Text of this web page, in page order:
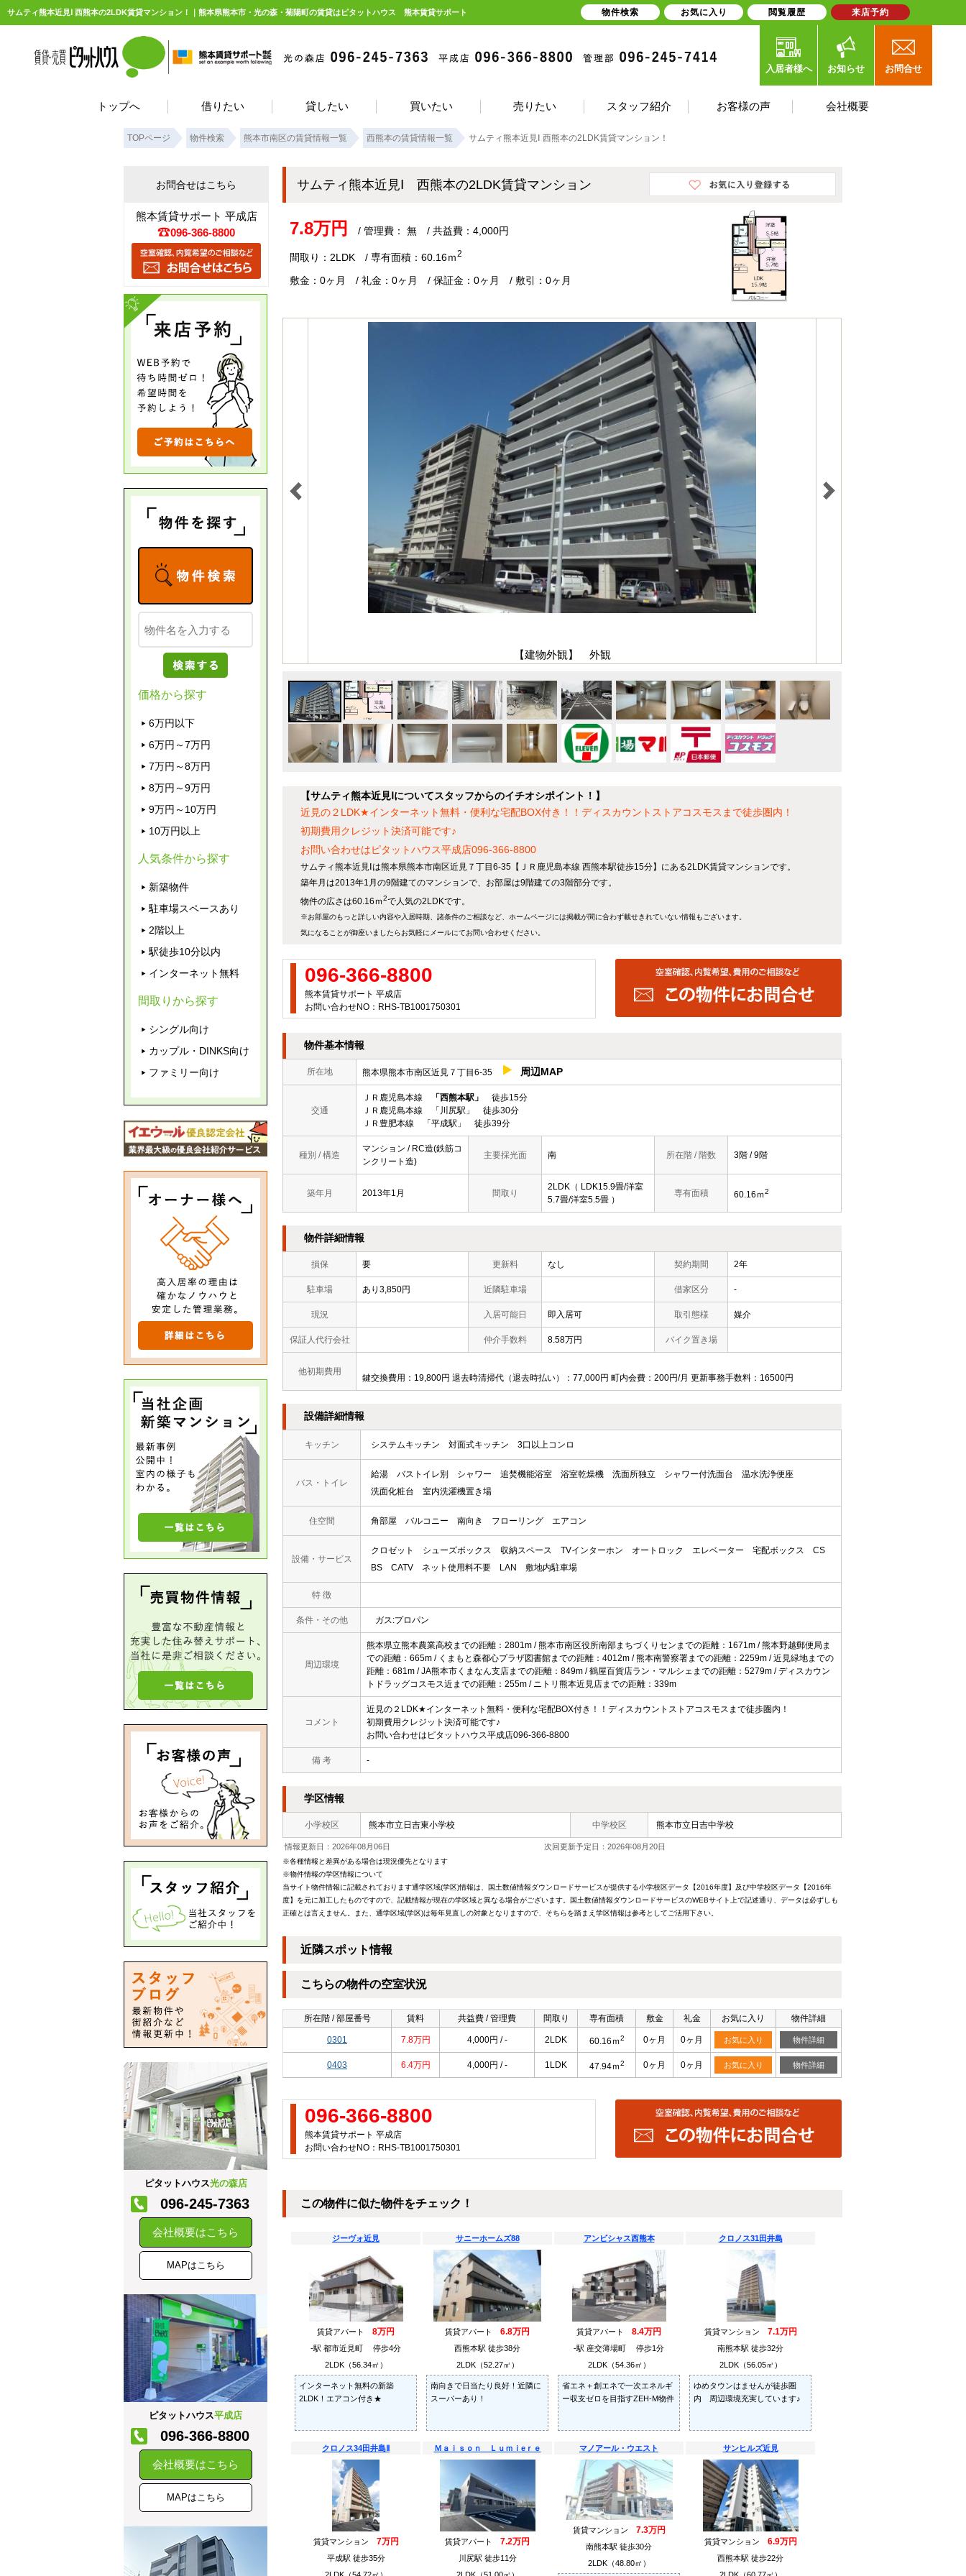
サムティ熊本近見Ⅰ 西熊本の2LDK賃貸マンション！｜熊本県熊本市・光の森・菊陽町の賃貸はピタットハウス 熊本賃貸サポート
入居者様へ お知らせ お問合せ
トップへ 借りたい 貸したい 買いたい 売りたい スタッフ紹介 お客様の声 会社概要
TOPページ 物件検索 熊本市南区の賃貸情報一覧 西熊本の賃貸情報一覧 サムティ熊本近見Ⅰ 西熊本の2LDK賃貸マンション！
サムティ熊本近見Ⅰ 西熊本の2LDK賃貸マンション
7.8万円 / 管理費： 無 / 共益費：4,000円
間取り：2LDK / 専有面積：60.16ｍ2
敷金：0ヶ月 / 礼金：0ヶ月 / 保証金：0ヶ月 / 敷引：0ヶ月
【建物外観】 外観
【サムティ熊本近見Ⅰについてスタッフからのイチオシポイント！】
近見の２LDK★インターネット無料・便利な宅配BOX付き！！ディスカウントストアコスモスまで徒歩圏内！
初期費用クレジット決済可能です♪
お問い合わせはピタットハウス平成店096-366-8800
サムティ熊本近見Ⅰは熊本県熊本市南区近見７丁目6-35【ＪＲ鹿児島本線 西熊本駅徒歩15分】にある2LDK賃貸マンションです。
築年月は2013年1月の9階建てのマンションで、お部屋は9階建ての3階部分です。
物件の広さは60.16ｍ2で人気の2LDKです。
※お部屋のもっと詳しい内容や入居時期、諸条件のご相談など、ホームページには掲載が間に合わず載せきれていない情報もございます。
気になることが御座いましたらお気軽にメールにてお問い合わせください。
096-366-8800
熊本賃貸サポート 平成店
お問い合わせNO：RHS-TB1001750301
物件基本情報
所在地 熊本県熊本市南区近見７丁目6-35 周辺MAP
交通
ＪＲ鹿児島本線 「西熊本駅」
徒歩15分
ＪＲ鹿児島本線 「川尻駅」 徒歩30分
ＪＲ豊肥本線 「平成駅」 徒歩39分
種別 / 構造
マンション / RC造(鉄筋コ
ンクリート造)
主要採光面 南 所在階 / 階数 3階 / 9階
築年月 2013年1月 間取り
2LDK（ LDK15.9畳/洋室
5.7畳/洋室5.5畳 ）
専有面積 60.16ｍ2
物件詳細情報
損保 要 更新料 なし 契約期間 2年
駐車場 あり3,850円 近隣駐車場 借家区分 -
現況 入居可能日 即入居可 取引態様 媒介
保証人代行会社 仲介手数料 8.58万円 バイク置き場
他初期費用
鍵交換費用：19,800円 退去時清掃代（退去時払い）：77,000円 町内会費：200円/月 更新事務手数料：16500円
設備詳細情報
キッチン システムキッチン 対面式キッチン 3口以上コンロ
バス・トイレ
給湯 バストイレ別 シャワー 追焚機能浴室 浴室乾燥機 洗面所独立 シャワー付洗面台
温水洗浄便座
洗面化粧台
室内洗濯機置き場
住空間 角部屋 バルコニー 南向き フローリング エアコン
設備・サービス
クロゼット シューズボックス 収納スペース TVインターホン オートロック エレベーター 宅配ボックス
CS
BS
CATV ネット使用料不要 LAN 敷地内駐車場
特 徴
条件・その他 ガス:プロパン
周辺環境
熊本県立熊本農業高校までの距離：2801m / 熊本市南区役所南部まちづくりセンまでの距離：1671m / 熊本野越郵便局ま
での距離：665m / くまもと森都心プラザ図書館までの距離：4012m / 熊本南警察署までの距離：2259m / 近見緑地までの
距離：681m / JA熊本市くまなん支店までの距離：849m / 鶴屋百貨店ラン・マルシェまでの距離：5279m / ディスカウン
トドラッグコスモス近までの距離：255m / ニトリ熊本近見店までの距離：339m
コメント
近見の２LDK★インターネット無料・便利な宅配BOX付き！！ディスカウントストアコスモスまで徒歩圏内！
初期費用クレジット決済可能です♪
お問い合わせはピタットハウス平成店096-366-8800
備 考 -
学区情報
小学校区 熊本市立日吉東小学校 中学校区 熊本市立日吉中学校
情報更新日：2026年08月06日 次回更新予定日：2026年08月20日
※各種情報と差異がある場合は現況優先となります
※物件情報の学区情報について
当サイト物件情報に記載されております通学区域(学区)情報は、国土数値情報ダウンロードサービスが提供する小学校区データ【2016年度】及び中学校区データ【2016年
度】を元に加工したものですので、記載情報が現在の学区域と異なる場合がございます。国土数値情報ダウンロードサービスのWEBサイト上で記述通り、データは必ずしも
正確とは言えません。また、通学区域(学区)は毎年見直しの対象となりますので、そちらを踏まえ学区情報は参考としてご活用下さい。
近隣スポット情報
こちらの物件の空室状況
所在階 / 部屋番号 賃料 共益費 / 管理費 間取り 専有面積 敷金 礼金 お気に入り 物件詳細
0301 7.8万円 4,000円 / - 2LDK 60.16ｍ2 0ヶ月 0ヶ月 お気に入り 物件詳細
0403 6.4万円 4,000円 / - 1LDK 47.94ｍ2 0ヶ月 0ヶ月 お気に入り 物件詳細
096-366-8800
熊本賃貸サポート 平成店
お問い合わせNO：RHS-TB1001750301
この物件に似た物件をチェック！
ジーヴォ近見
賃貸アパート 8万円
-駅 都市近見町 停歩4分
2LDK（56.34㎡）
インターネット無料の新築
2LDK！エアコン付き★
サニーホームズ88
賃貸アパート 6.8万円
西熊本駅 徒歩38分
2LDK（52.27㎡）
南向きで日当たり良好！近隣に
スーパーあり！
アンビシャス西熊本
賃貸アパート 8.4万円
-駅 産交薄場町 停歩1分
2LDK（54.36㎡）
省エネ＋創エネで一次エネルギ
ー収支ゼロを目指すZEH-M物件
クロノス31田井島
賃貸マンション 7.1万円
南熊本駅 徒歩32分
2LDK（56.05㎡）
ゆめタウンはませんが徒歩圏
内 周辺環境充実しています♪
クロノス34田井島Ⅱ
賃貸マンション 7万円
平成駅 徒歩35分
Ｍａｉｓｏｎ Ｌｕｍｉeｒｅ
賃貸アパート 7.2万円
川尻駅 徒歩11分
マノアール・ウエスト
賃貸マンション 7.3万円
南熊本駅 徒歩30分
2LDK（48.80㎡）
サンヒルズ近見
賃貸マンション 6.9万円
西熊本駅 徒歩22分
お問合せはこちら
熊本賃貸サポート 平成店
096-366-8800
価格から探す
6万円以下
6万円～7万円
7万円～8万円
8万円～9万円
9万円～10万円
10万円以上
人気条件から探す
新築物件
駐車場スペースあり
2階以上
駅徒歩10分以内
インターネット無料
間取りから探す
シングル向け
カップル・DINKS向け
ファミリー向け
ピタットハウス光の森店
096-245-7363
会社概要はこちら
MAPはこちら
ピタットハウス平成店
096-366-8800
会社概要はこちら
MAPはこちら
物件検索 お気に入り 閲覧履歴 来店予約